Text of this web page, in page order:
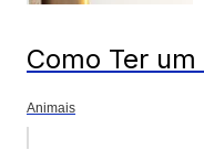
Como Ter
Animais